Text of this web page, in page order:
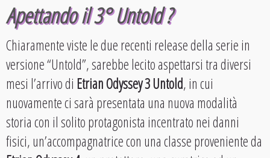
Apettando il 3° Untold ?
Chiaramente viste le due recenti release della serie in
versione “Untold”, sarebbe lecito aspettarsi tra diversi
mesi l’arrivo di Etrian Odyssey 3 Untold, in cui
nuovamente ci sarà presentata una nuova modalità
storia con il solito protagonista incentrato nei danni
fisici, un’accompagnatrice con una classe proveniente da